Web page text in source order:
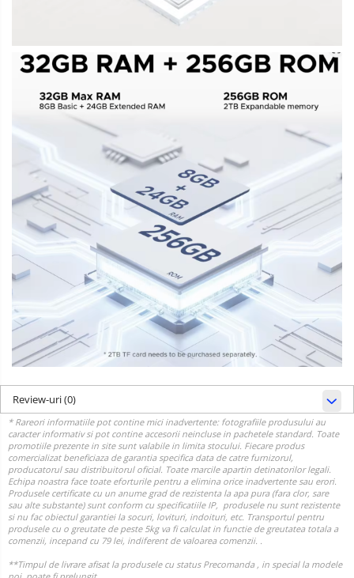
Review-uri(0)